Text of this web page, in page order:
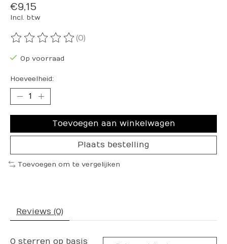
€9,15
Incl. btw
De beoordeling van dit product is
(0)
Op voorraad
Hoeveelheid:
Toevoegen aan winkelwagen
Plaats bestelling
Toevoegen om te vergelijken
Reviews (0)
0 sterren op basis